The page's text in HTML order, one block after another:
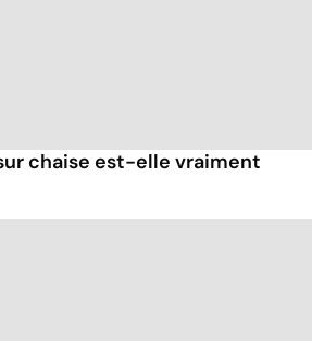
chaise est-elle vraiment